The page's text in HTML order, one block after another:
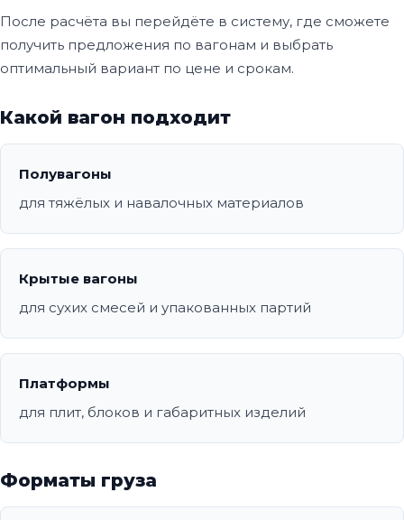
После расчёта вы перейдёте в систему, где сможете
получить предложения по вагонам и выбрать
оптимальный вариант по цене и срокам.
Какой вагон подходит
Полувагоны
для тяжёлых и навалочных материалов
Крытые вагоны
для сухих смесей и упакованных партий
Платформы
для плит, блоков и габаритных изделий
Форматы груза